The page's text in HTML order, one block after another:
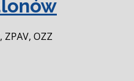
ZPAV, OZZ